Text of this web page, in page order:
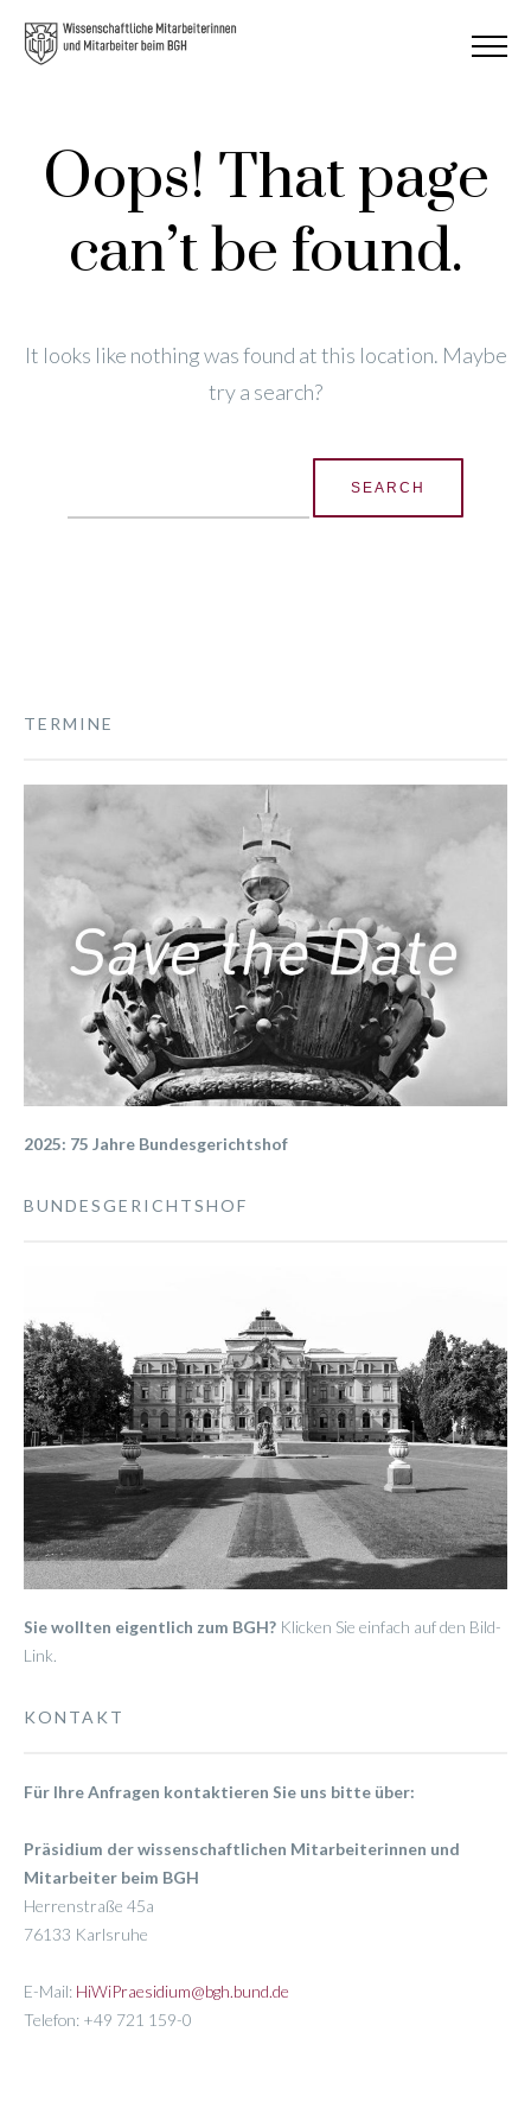
Oops! That page
can’t be found.
It looks like nothing was found at this location. Maybe
try a search?
for:
TERMINE
2025: 75 Jahre Bundesgerichtshof
BUNDESGERICHTSHOF
Sie wollten eigentlich zum BGH? Klicken Sie einfach auf den Bild-
Link.
KONTAKT
Für Ihre Anfragen kontaktieren Sie uns bitte über:
Präsidium der wissenschaftlichen Mitarbeiterinnen und
Mitarbeiter beim BGH
Herrenstraße 45a
76133 Karlsruhe
E-Mail: HiWiPraesidium@bgh.bund.de
Telefon: +49 721 159-0